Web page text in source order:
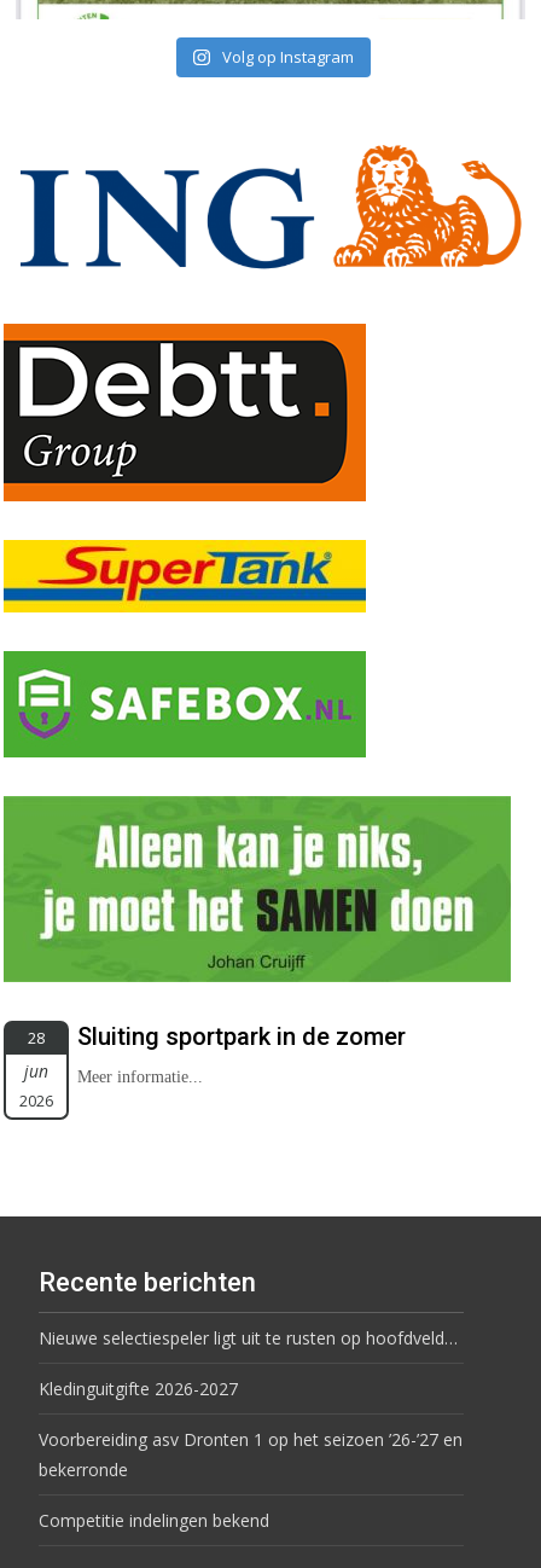
Volg op Instagram
28
jun
2026
Sluiting sportpark in de zomer
Meer informatie...
Recente berichten
Nieuwe selectiespeler ligt uit te rusten op hoofdveld…
Kledinguitgifte 2026-2027
Voorbereiding asv Dronten 1 op het seizoen ’26-’27 en
bekerronde
Competitie indelingen bekend